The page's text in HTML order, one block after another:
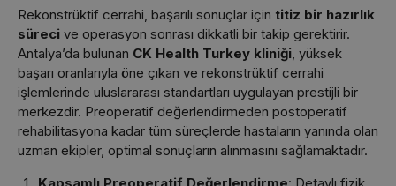
Rekonstrüktif cerrahi, başarılı sonuçlar için titiz bir hazırlık
süreci ve operasyon sonrası dikkatli bir takip gerektirir.
Antalya’da bulunan CK Health Turkey kliniği , yüksek
başarı oranlarıyla öne çıkan ve rekonstrüktif cerrahi
işlemlerinde uluslararası standartları uygulayan prestijli bir
merkezdir. Preoperatif değerlendirmeden postoperatif
rehabilitasyona kadar tüm süreçlerde hastaların yanında olan
uzman ekipler, optimal sonuçların alınmasını sağlamaktadır.